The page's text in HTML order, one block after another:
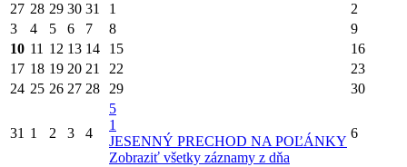
27 28 29 30 31 1
2
3
4 5 6 7 8
9
10 11 12 13 14 15
16
17 18 19 20 21 22
23
24 25 26 27 28 29 30
31 1 2 3 4
5
1
JESENNÝ PRECHOD NA POĽÁNKY
Zobraziť všetky záznamy z dňa
6